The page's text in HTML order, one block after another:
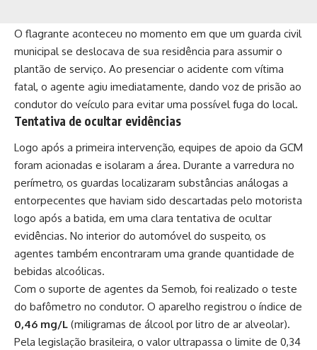
O flagrante aconteceu no momento em que um guarda civil
municipal se deslocava de sua residência para assumir o
plantão de serviço. Ao presenciar o acidente com vítima
fatal, o agente agiu imediatamente, dando voz de prisão ao
condutor do veículo para evitar uma possível fuga do local.
Tentativa de ocultar evidências
Logo após a primeira intervenção, equipes de apoio da GCM
foram acionadas e isolaram a área. Durante a varredura no
perímetro, os guardas localizaram substâncias análogas a
entorpecentes que haviam sido descartadas pelo motorista
logo após a batida, em uma clara tentativa de ocultar
evidências. No interior do automóvel do suspeito, os
agentes também encontraram uma grande quantidade de
bebidas alcoólicas.
Com o suporte de agentes da Semob, foi realizado o teste
do bafômetro no condutor. O aparelho registrou o índice de
0,46 mg/L (miligramas de álcool por litro de ar alveolar).
Pela legislação brasileira, o valor ultrapassa o limite de 0,34